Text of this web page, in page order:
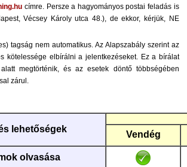
címre. Persze a hagyományos postai feladás is
Vécsey Károly utca 48.), de ekkor, kérjük, NE
tagság nem automatikus. Az Alapszabály szerint az
kötelessége elbírálni a jelentkezéseket. Ez a bírálat
megtörténik, és az esetek döntő többségében
zárul.
lehetőségek
Vendég
olvasása